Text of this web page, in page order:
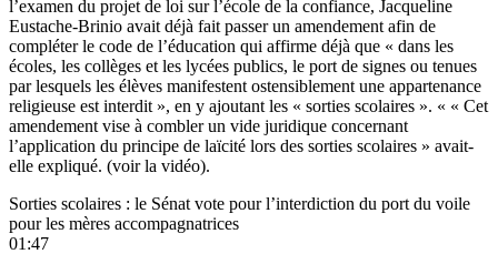
l’examen du projet de loi sur l’école de la confiance, Jacqueline
Eustache-Brinio avait déjà fait passer un amendement afin de
compléter le code de l’éducation qui affirme déjà que « dans les
écoles, les collèges et les lycées publics, le port de signes ou tenues
par lesquels les élèves manifestent ostensiblement une appartenance
religieuse est interdit », en y ajoutant les « sorties scolaires ». « « Cet
amendement vise à combler un vide juridique concernant
l’application du principe de laïcité lors des sorties scolaires » avait-
elle expliqué. (voir la vidéo).
Sorties scolaires : le Sénat vote pour l’interdiction du port du voile
pour les mères accompagnatrices
01:47